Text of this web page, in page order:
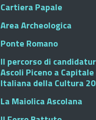
Cartiera Papale
Area Archeologica
Ponte Romano
Il percorso di
Ascoli Piceno a Capitale
Italiana della Cultura
La Maiolica Ascolana